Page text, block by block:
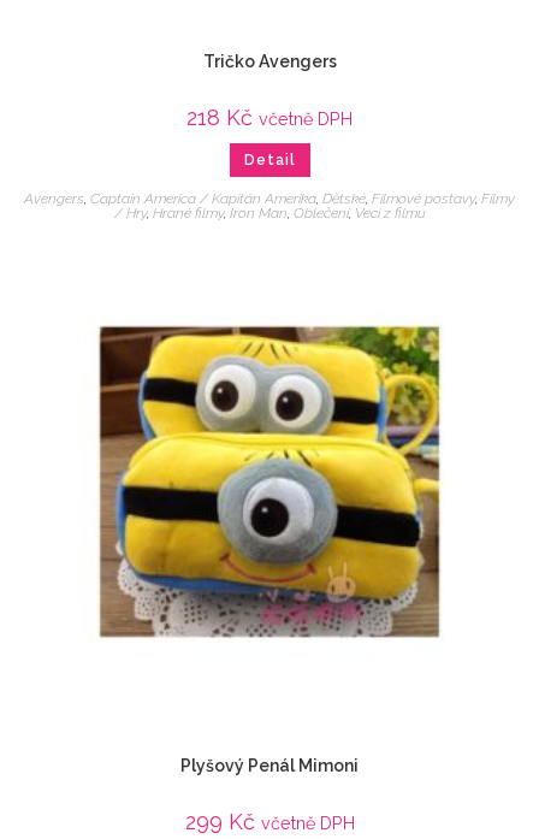
Tričko Avengers
218 Kč včetně DPH
Detail
Avengers Captain America / Kapitán Amerika Dětské Filmové postavy, Filmy
/ Hry, Hrané filmy, Iron Man Oblečení, Veci z filmu
Plyšový Penál Mimoni
299 Kč včetně DPH